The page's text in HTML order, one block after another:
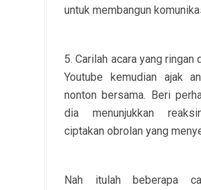
untuk membangun
5. Carilah acara yang ringan
Youtube kemudian ajak
nonton bersama. Beri
dia menunjukkan
ciptakan obrolan yang
Nah itulah beberapa